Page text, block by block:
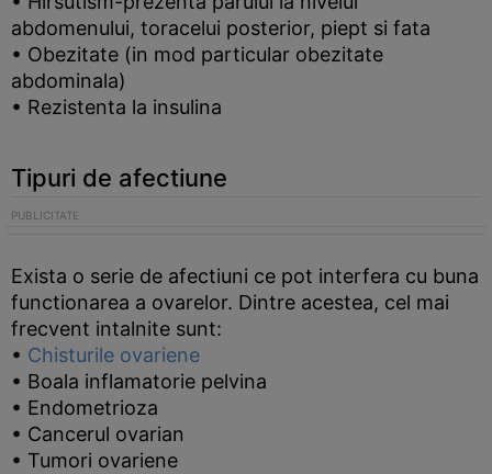
abdomenului, toracelui posterior, piept si fata
• Obezitate (in mod particular obezitate
abdominala)
• Rezistenta la insulina
Tipuri de afectiune
Exista o serie de afectiuni ce pot interfera cu buna
functionarea a ovarelor. Dintre acestea, cel mai
frecvent intalnite sunt:
• Chisturile ovariene
• Boala inflamatorie pelvina
• Endometrioza
• Cancerul ovarian
• Tumori ovariene